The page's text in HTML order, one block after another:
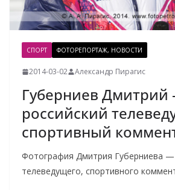
СПОРТ ФОТОРЕПОРТАЖ, НОВОСТИ
2014-03-02 Александр Пирагис
Губерниев
российский
спортивный
Фотография Дмитрия Губерниева —
телеведущего, спортивного